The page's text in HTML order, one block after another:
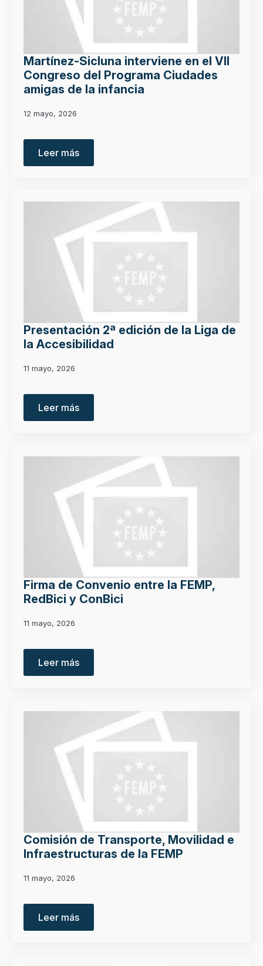
Martínez-Sicluna interviene en el VII
Congreso del Programa Ciudades
amigas de la infancia
12 mayo, 2026
Leer más
Presentación 2ª edición de la Liga de
la Accesibilidad
11 mayo, 2026
Leer más
Firma de Convenio entre la FEMP,
RedBici y ConBici
11 mayo, 2026
Leer más
Comisión de Transporte, Movilidad e
Infraestructuras de la FEMP
11 mayo, 2026
Leer más